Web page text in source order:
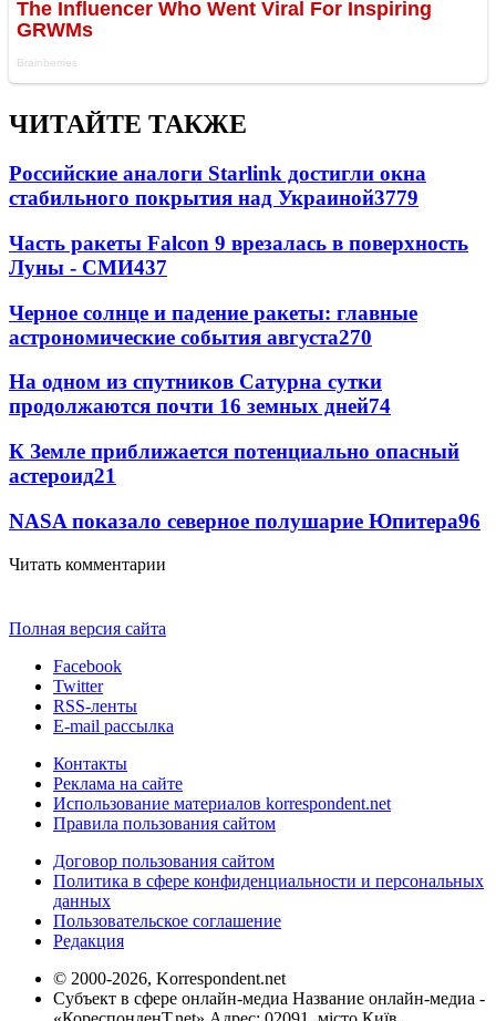
ЧИТАЙТЕ ТАКЖЕ
Российские аналоги Starlink достигли окна
стабильного покрытия над Украиной3779
Часть ракеты Falcon 9 врезалась в поверхность
Луны - СМИ437
Черное солнце и падение ракеты: главные
астрономические события августа270
На одном из спутников Сатурна сутки
продолжаются почти 16 земных дней74
К Земле приближается потенциально опасный
астероид21
NASA показало северное полушарие Юпитера96
Читать комментарии
Полная версия сайта
Facebook
Twitter
RSS-ленты
E-mail рассылка
Контакты
Реклама на сайте
Использование материалов korrespondent.net
Правила пользования сайтом
Договор пользования сайтом
Политика в сфере конфиденциальности и персональных
данных
Пользовательское соглашение
Редакция
© 2000-2026, Korrespondent.net
Субъект в сфере онлайн-медиа Название онлайн-медиа -